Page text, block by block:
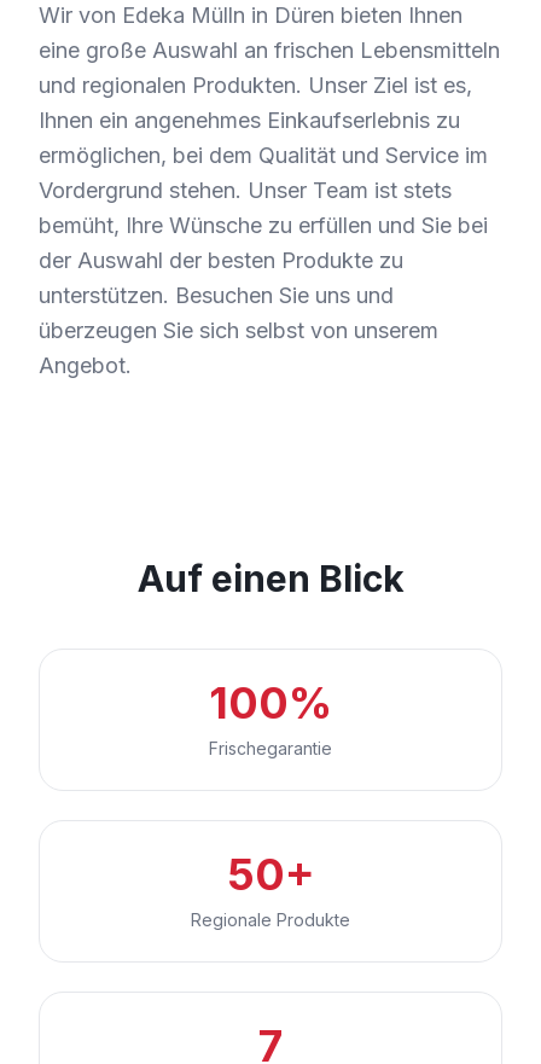
Wir von Edeka Mülln in Düren bieten Ihnen
eine große Auswahl an frischen Lebensmitteln
und regionalen Produkten. Unser Ziel ist es,
Ihnen ein angenehmes Einkaufserlebnis zu
ermöglichen, bei dem Qualität und Service im
Vordergrund stehen. Unser Team ist stets
bemüht, Ihre Wünsche zu erfüllen und Sie bei
der Auswahl der besten Produkte zu
unterstützen. Besuchen Sie uns und
überzeugen Sie sich selbst von unserem
Angebot.
Auf einen Blick
100%
Frischegarantie
50+
Regionale Produkte
7